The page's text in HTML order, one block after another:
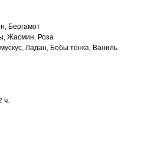
Бергамот
Жасмин, Роза
Ладан, Бобы тонка, Ваниль
ч.